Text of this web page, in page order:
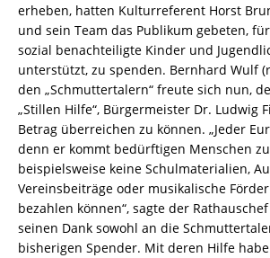
erheben, hatten Kulturreferent Horst
und sein Team das Publikum gebeten,
sozial benachteiligte Kinder und
unterstützt, zu spenden. Bernhard Wulf
den „Schmuttertalern“ freute sich nun,
„Stillen Hilfe“, Bürgermeister Dr. Ludwig
Betrag überreichen zu können. „Jeder
denn er kommt bedürftigen Menschen
beispielsweise keine Schulmaterialien,
Vereinsbeiträge oder musikalische
bezahlen können“, sagte der
seinen Dank sowohl an die
bisherigen Spender. Mit deren Hilfe